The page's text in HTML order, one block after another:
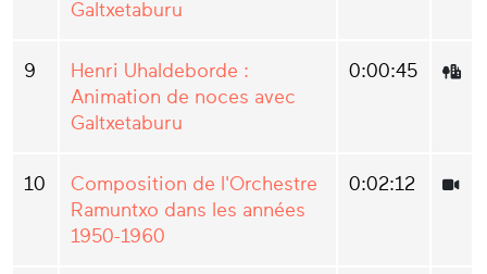
Galtxetaburu
9
Henri Uhaldeborde :
Animation de noces avec
Galtxetaburu
0:00:45
10
Composition de l'Orchestre
Ramuntxo dans les années
1950-1960
0:02:12